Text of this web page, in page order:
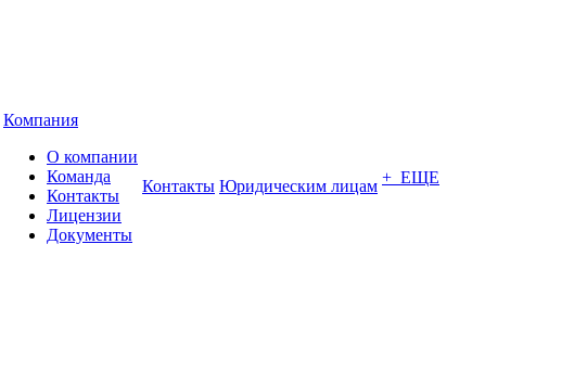
Компания
О компании
Команда
Контакты
Лицензии
Документы
Контакты Юридическим лицам + ЕЩЕ